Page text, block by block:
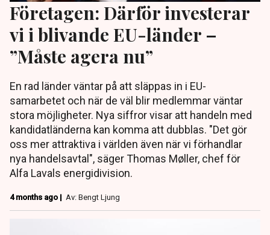
Företagen: Därför investerar
vi i blivande EU-länder –
”Måste agera nu”
En rad länder väntar på att släppas in i EU-
samarbetet och när de väl blir medlemmar väntar
stora möjligheter. Nya siffror visar att handeln med
kandidatländerna kan komma att dubblas. "Det gör
oss mer attraktiva i världen även när vi förhandlar
nya handelsavtal", säger Thomas Møller, chef för
Alfa Lavals energidivision.
4 months ago | Av: Bengt Ljung